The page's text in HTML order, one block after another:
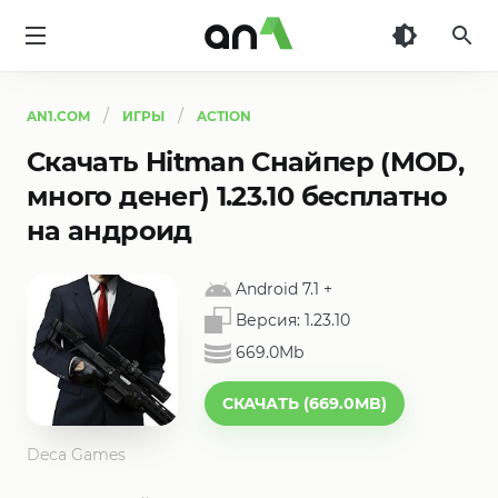
AN1.COM ИГРЫ ACTION
Скачать Hitman Снайпер (MOD,
много денег) 1.23.10 бесплатно
на андроид
Android 7.1 +
Версия: 1.23.10
669.0Mb
СКАЧАТЬ (669.0MB)
Deca Games